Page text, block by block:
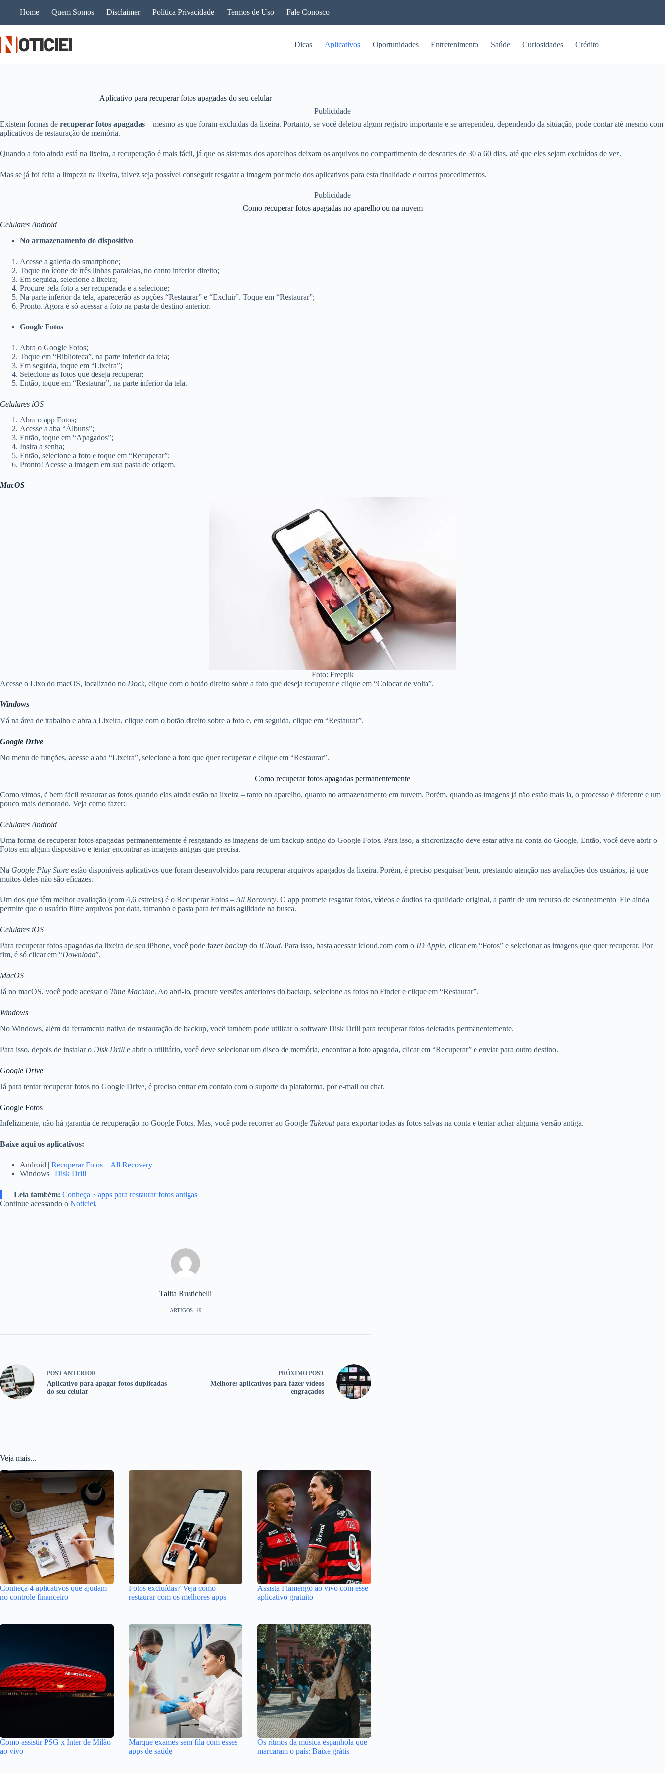
Home Quem Somos Disclaimer Política Privacidade Termos de Uso Fale Conosco
Dicas Aplicativos Oportunidades Entretenimento Saúde Curiosidades Crédito
Aplicativo para recuperar fotos apagadas do seu celular
Publicidade
Existem formas de recuperar fotos apagadas – mesmo as que foram excluídas da lixeira. Portanto, se você deletou algum registro importante e se arrependeu, dependendo da situação, pode contar até mesmo com
aplicativos de restauração de memória.
Quando a foto ainda está na lixeira, a recuperação é mais fácil, já que os sistemas dos aparelhos deixam os arquivos no compartimento de descartes de 30 a 60 dias, até que eles sejam excluídos de vez.
Mas se já foi feita a limpeza na lixeira, talvez seja possível conseguir resgatar a imagem por meio dos aplicativos para esta finalidade e outros procedimentos.
Publicidade
Como recuperar fotos apagadas no aparelho ou na nuvem
Celulares Android
No armazenamento do dispositivo
Acesse a galeria do smartphone;
Toque no ícone de três linhas paralelas, no canto inferior direito;
Em seguida, selecione a lixeira;
Procure pela foto a ser recuperada e a selecione;
Na parte inferior da tela, aparecerão as opções “Restaurar” e “Excluir”. Toque em “Restaurar”;
Pronto. Agora é só acessar a foto na pasta de destino anterior.
Google Fotos
Abra o Google Fotos;
Toque em “Biblioteca”, na parte inferior da tela;
Em seguida, toque em “Lixeira”;
Selecione as fotos que deseja recuperar;
Então, toque em “Restaurar”, na parte inferior da tela.
Celulares iOS
Abra o app Fotos;
Acesse a aba “Álbuns”;
Então, toque em “Apagados”;
Insira a senha;
Então, selecione a foto e toque em “Recuperar”;
Pronto! Acesse a imagem em sua pasta de origem.
MacOS
Foto: Freepik
Acesse o Lixo do macOS, localizado no Dock, clique com o botão direito sobre a foto que deseja recuperar e clique em “Colocar de volta”.
Windows
Vá na área de trabalho e abra a Lixeira, clique com o botão direito sobre a foto e, em seguida, clique em “Restaurar”.
Google Drive
No menu de funções, acesse a aba “Lixeira”, selecione a foto que quer recuperar e clique em “Restaurar”.
Como recuperar fotos apagadas permanentemente
Como vimos, é bem fácil restaurar as fotos quando elas ainda estão na lixeira – tanto no aparelho, quanto no armazenamento em nuvem. Porém, quando as imagens já não estão mais lá, o processo é diferente e um
pouco mais demorado. Veja como fazer:
Celulares Android
Uma forma de recuperar fotos apagadas permanentemente é resgatando as imagens de um backup antigo do Google Fotos. Para isso, a sincronização deve estar ativa na conta do Google. Então, você deve abrir o
Fotos em algum dispositivo e tentar encontrar as imagens antigas que precisa.
Na Google Play Store estão disponíveis aplicativos que foram desenvolvidos para recuperar arquivos apagados da lixeira. Porém, é preciso pesquisar bem, prestando atenção nas avaliações dos usuários, já que
muitos deles não são eficazes.
Um dos que têm melhor avaliação (com 4,6 estrelas) é o Recuperar Fotos – All Recovery. O app promete resgatar fotos, vídeos e áudios na qualidade original, a partir de um recurso de escaneamento. Ele ainda
permite que o usuário filtre arquivos por data, tamanho e pasta para ter mais agilidade na busca.
Celulares iOS
Para recuperar fotos apagadas da lixeira de seu iPhone, você pode fazerbackup do iCloud. Para isso, basta acessar icloud.com com o ID Apple, clicar em “Fotos” e selecionar as imagens que quer recuperar. Por
fim, é só clicar em “Download”.
MacOS
Já no macOS, você pode acessar o Time Machine. Ao abri-lo, procure versões anteriores do backup, selecione as fotos no Finder e clique em “Restaurar”.
Windows
No Windows, além da ferramenta nativa de restauração de backup, você também pode utilizar o software Disk Drill para recuperar fotos deletadas permanentemente.
Para isso, depois de instalar o Disk Drill e abrir o utilitário, você deve selecionar um disco de memória, encontrar a foto apagada, clicar em “Recuperar” e enviar para outro destino.
Google Drive
Já para tentar recuperar fotos no Google Drive, é preciso entrar em contato com o suporte da plataforma, por e-mail ou chat.
Google Fotos
Infelizmente, não há garantia de recuperação no Google Fotos. Mas, você pode recorrer ao Google Takeoutpara exportar todas as fotos salvas na conta e tentar achar alguma versão antiga.
Baixe aqui os aplicativos:
Android | Recuperar Fotos – All Recovery
Windows | Disk Drill
Leia também: Conheça 3 apps para restaurar fotos antigas
Continue acessando o Noticiei.
Talita Rustichelli
ARTIGOS: 19
POST ANTERIOR
Aplicativo para apagar fotos duplicadas
do seu celular
PRÓXIMO POST
Melhores aplicativos para fazer vídeos
engraçados
Veja mais...
Conheça 4 aplicativos que ajudam
no controle financeiro
Fotos excluídas? Veja como
restaurar com os melhores apps
Assista Flamengo ao vivo com esse
aplicativo gratuito
Como assistir PSG x Inter de Milão
ao vivo
Marque exames sem fila com esses
apps de saúde
Os ritmos da música espanhola que
marcaram o país: Baixe grátis